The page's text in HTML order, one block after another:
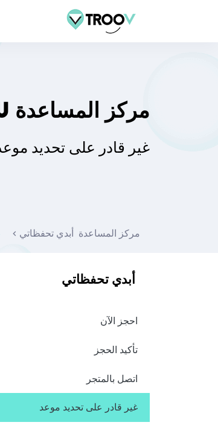
مركز المساعدة TROOV TON CRÉNEAU
غير قادر على تحديد
مركز المساعدة أبدي تحفظاتي
أبدي تحفظاتي
احجز الآن
تأكيد الحجز
اتصل بالمتجر
غير قادر على تحديد موعد